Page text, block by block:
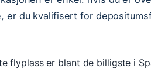
er du kvalifisert for
flyplass er blant de billigste i